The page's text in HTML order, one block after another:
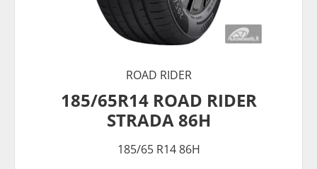
ROAD RIDER
185/65R14 ROAD RIDER
STRADA 86H
185/65 R14 86H